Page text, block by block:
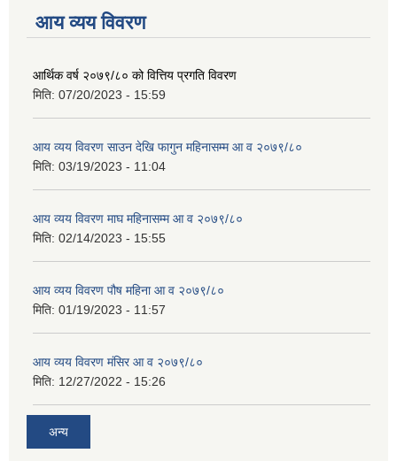
आय व्यय विवरण
आर्थिक वर्ष २०७९/८० को वित्तिय प्रगति विवरण
मिति: 07/20/2023 - 15:59
आय व्यय विवरण साउन देखि फागुन महिनासम्म आ व २०७९/८०
मिति: 03/19/2023 - 11:04
आय व्यय विवरण माघ महिनासम्म आ व २०७९/८०
मिति: 02/14/2023 - 15:55
आय व्यय विवरण पौष महिना आ व २०७९/८०
मिति: 01/19/2023 - 11:57
आय व्यय विवरण मंसिर आ व २०७९/८०
मिति: 12/27/2022 - 15:26
अन्य